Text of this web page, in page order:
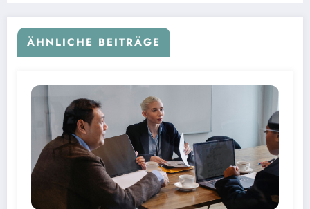
ÄHNLICHE BEITRÄGE